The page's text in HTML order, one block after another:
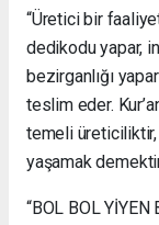
“Üretici bir
dedikodu yapar,
bezirganlığı
teslim eder.
temeli üreticiliktir,
yaşamak
“BOL BOL